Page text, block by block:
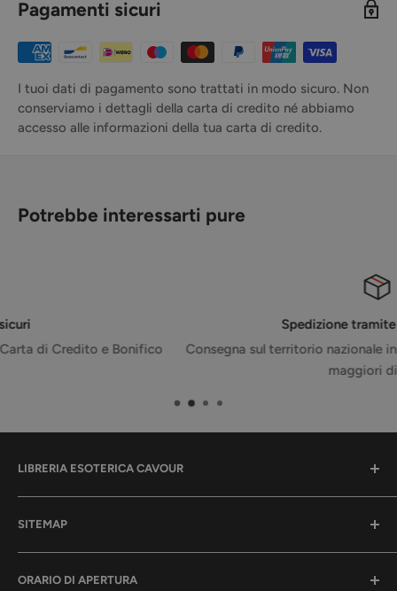
Pagamenti sicuri
I tuoi dati di pagamento sono trattati in modo sicuro. Non
conserviamo i dettagli della carta di credito né abbiamo
accesso alle informazioni della tua carta di credito.
Potrebbe interessarti pure
Spedizione tramite corriere GLS
Consegna sul territorio nazionale in 4 giorni - Gratuita per
LIBRERIA ESOTERICA CAVOUR
La tua libreria per l'anima.
Qui troverai tanti libri, oggetti, eventi e corsi per la tua
crescita spirituale.
SITEMAP
🎤 Eventi e Corsi
ORARIO DI APERTURA